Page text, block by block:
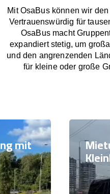
Mit OsaBus können wir
Vertrauenswürdig für
OsaBus macht
expandiert stetig, um
und den angrenzenden
für kleine oder große
mit